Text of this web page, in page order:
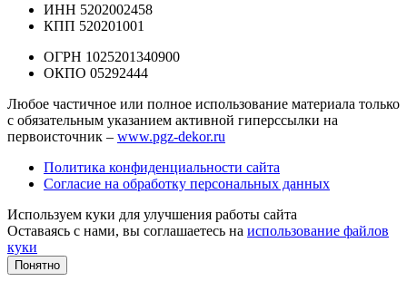
ИНН 5202002458
КПП 520201001
ОГРН 1025201340900
ОКПО 05292444
Любое частичное или полное использование материала только
с обязательным указанием активной гиперссылки на
первоисточник – www.pgz-dekor.ru
Политика конфиденциальности сайта
Согласие на обработку персональных данных
Используем куки для улучшения работы сайта
Оставаясь с нами, вы соглашаетесь на использование файлов
куки
Понятно